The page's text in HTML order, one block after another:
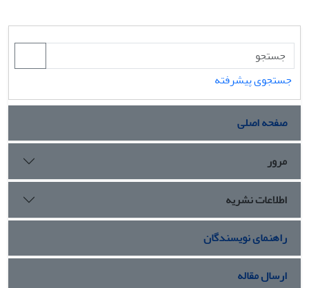
جستجوی پیشرفته
صفحه اصلی
مرور
اطلاعات نشریه
راهنمای نویسندگان
ارسال مقاله